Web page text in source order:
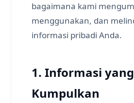
bagaimana kami
menggunakan, dan
informasi pribadi Anda.
1. Informasi
Kumpulkan